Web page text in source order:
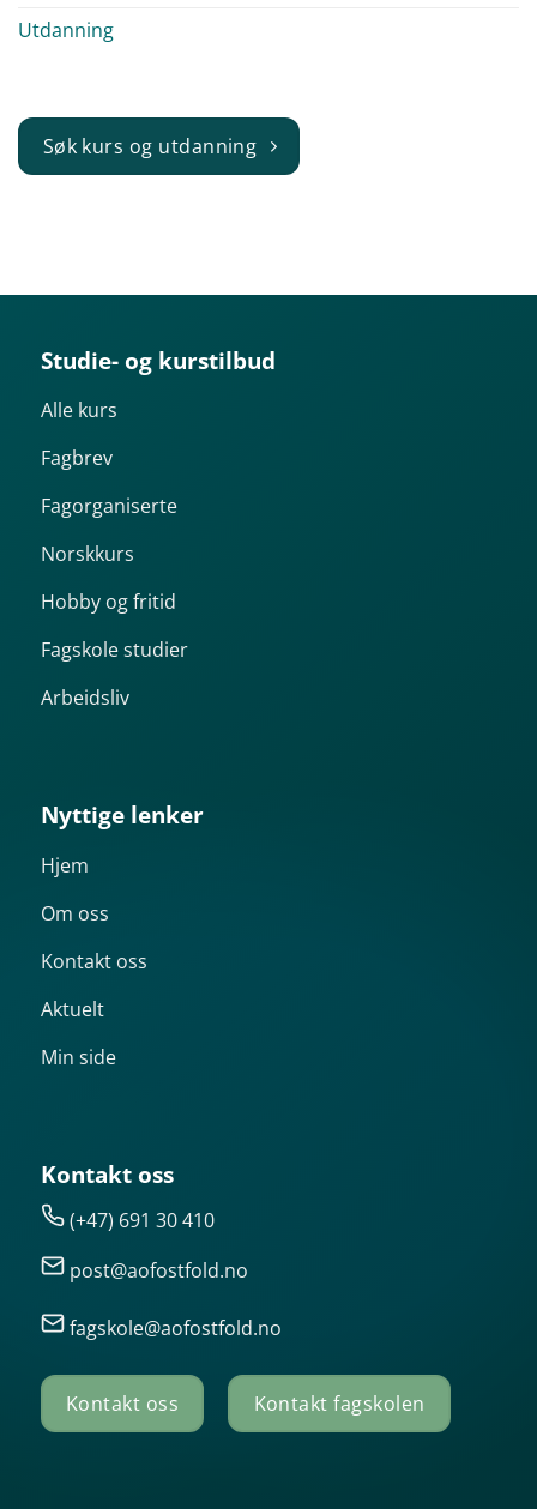
Utdanning
Søk kurs og utdanning
Studie- og kurstilbud
Alle kurs
Fagbrev
Fagorganiserte
Norskkurs
Hobby og fritid
Fagskole studier
Arbeidsliv
Nyttige lenker
Hjem
Om oss
Kontakt oss
Aktuelt
Min side
Kontakt oss
(+47) 691 30 410
post@aofostfold.no
fagskole@aofostfold.no
Kontakt oss Kontakt fagskolen